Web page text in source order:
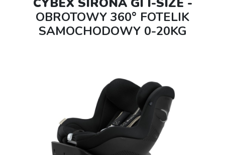
OBROTOWY 360­° FOTELIK
SAMOCHODOWY 0-20KG